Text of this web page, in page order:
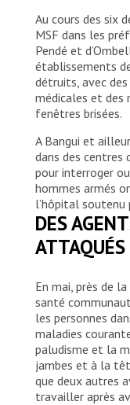
Au cours des six
MSF dans les
Pendé et
établissements
détruits, avec
médicales et
fenêtres brisées.
A Bangui et
dans des centres
pour interroger
hommes armés
l’hôpital soutenu
DES
ATTAQUÉS
En mai, près de
santé
les personnes
maladies
paludisme et la
jambes et à la
que deux autres
travailler après